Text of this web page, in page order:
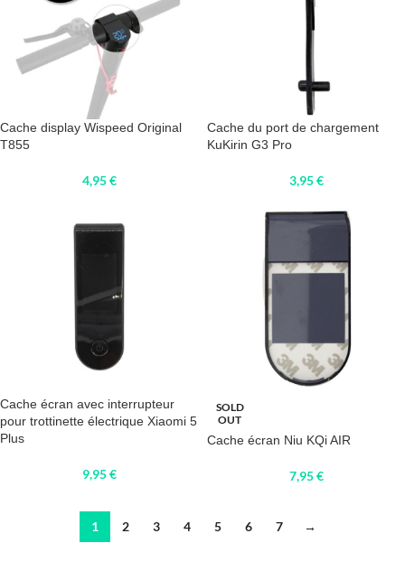
Cache display Wispeed Original
T855
4,95€
Cache du port de chargement
KuKirin G3 Pro
3,95€
Cache écran avec interrupteur
pour trottinette électrique Xiaomi 5
Plus
9,95€
SOLD
OUT
Cache écran Niu KQi AIR
7,95€
1 2 3 4 5 6 7 →